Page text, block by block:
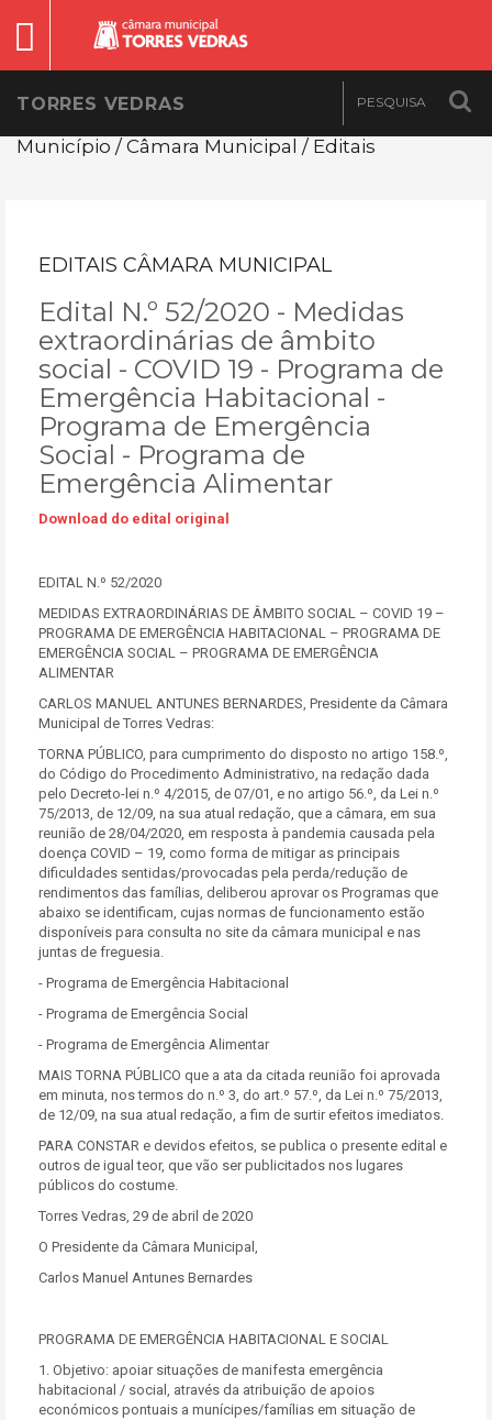
TORRES VEDRAS
Município / Câmara Municipal / Editais
EDITAIS CÂMARA MUNICIPAL
Edital N.º 52/2020 - Medidas
extraordinárias de âmbito
social - COVID 19 - Programa de
Emergência Habitacional -
Programa de Emergência
Social - Programa de
Emergência Alimentar
Download do edital original
EDITAL N.º 52/2020
MEDIDAS EXTRAORDINÁRIAS DE ÂMBITO SOCIAL – COVID 19 –
PROGRAMA DE EMERGÊNCIA HABITACIONAL – PROGRAMA DE
EMERGÊNCIA SOCIAL – PROGRAMA DE EMERGÊNCIA
ALIMENTAR
CARLOS MANUEL ANTUNES BERNARDES, Presidente da Câmara
Municipal de Torres Vedras:
TORNA PÚBLICO, para cumprimento do disposto no artigo 158.º,
do Código do Procedimento Administrativo, na redação dada
pelo Decreto-lei n.º 4/2015, de 07/01, e no artigo 56.º, da Lei n.º
75/2013, de 12/09, na sua atual redação, que a câmara, em sua
reunião de 28/04/2020, em resposta à pandemia causada pela
doença COVID – 19, como forma de mitigar as principais
dificuldades sentidas/provocadas pela perda/redução de
rendimentos das famílias, deliberou aprovar os Programas que
abaixo se identificam, cujas normas de funcionamento estão
disponíveis para consulta no site da câmara municipal e nas
juntas de freguesia.
- Programa de Emergência Habitacional
- Programa de Emergência Social
- Programa de Emergência Alimentar
MAIS TORNA PÚBLICO que a ata da citada reunião foi aprovada
em minuta, nos termos do n.º 3, do art.º 57.º, da Lei n.º 75/2013,
de 12/09, na sua atual redação, a fim de surtir efeitos imediatos.
PARA CONSTAR e devidos efeitos, se publica o presente edital e
outros de igual teor, que vão ser publicitados nos lugares
públicos do costume.
Torres Vedras, 29 de abril de 2020
O Presidente da Câmara Municipal,
Carlos Manuel Antunes Bernardes
PROGRAMA DE EMERGÊNCIA HABITACIONAL E SOCIAL
1. Objetivo: apoiar situações de manifesta emergência
habitacional / social, através da atribuição de apoios
económicos pontuais a munícipes/famílias em situação de